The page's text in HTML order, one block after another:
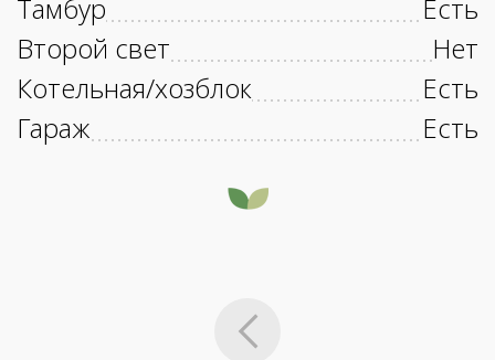
Тамбур
Есть
Второй свет
Нет
Котельная/хозблок
Есть
Гараж
Есть